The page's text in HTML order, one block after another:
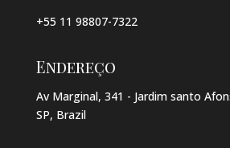
+55 11 98807-7322
Endereço
Av Marginal, 341 - Jardim santo
SP, Brazil